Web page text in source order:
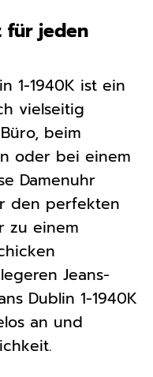
für jeden
1-1940K ist ein
vielseitig
beim
oder bei einem
Damenuhr
den perfekten
zu einem
Jeans-
Dublin 1-1940K
an und